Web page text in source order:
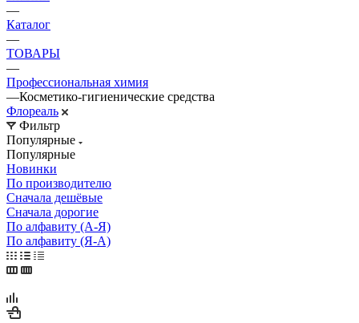
—
Каталог
—
ТОВАРЫ
—
Профессиональная химия
—Косметико-гигиенические средства
Флореаль
Фильтр
Популярные
Популярные
Новинки
По производителю
Сначала дешёвые
Сначала дорогие
По алфавиту (А-Я)
По алфавиту (Я-А)